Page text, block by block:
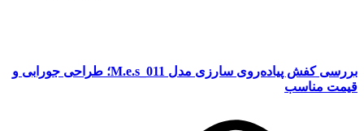
بررسی کفش پیاده‌روی سارزی مدل M.e.s_011؛ طراحی جورابی و
قیمت مناسب